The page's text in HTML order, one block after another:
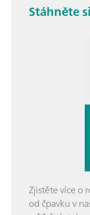
Stáhněte
Zjistěte více o
od čpavku v